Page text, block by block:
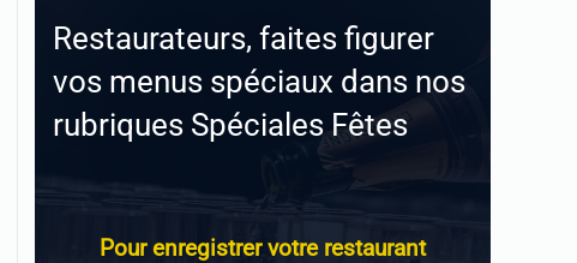
Restaurateurs, faites figurer
vos menus spéciaux dans nos
rubriques Spéciales Fêtes
Pour enregistrer votre restaurant